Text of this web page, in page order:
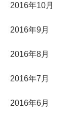
2016年10月
2016年9月
2016年8月
2016年7月
2016年6月